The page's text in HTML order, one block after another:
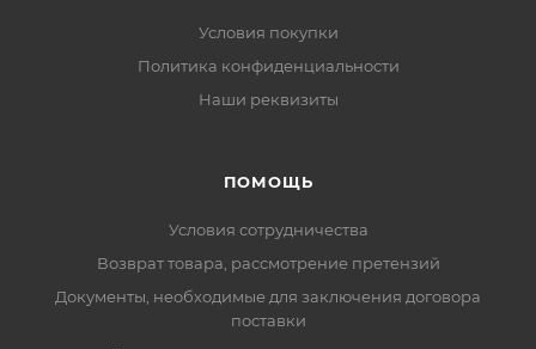
Условия покупки
Политика конфиденциальности
Наши реквизиты
ПОМОЩЬ
Условия сотрудничества
Возврат товара, рассмотрение претензий
Документы, необходимые для заключения договора
поставки